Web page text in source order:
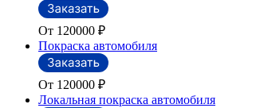
От 120000 ₽
Покраска автомобиля
От 120000 ₽
Локальная покраска автомобиля